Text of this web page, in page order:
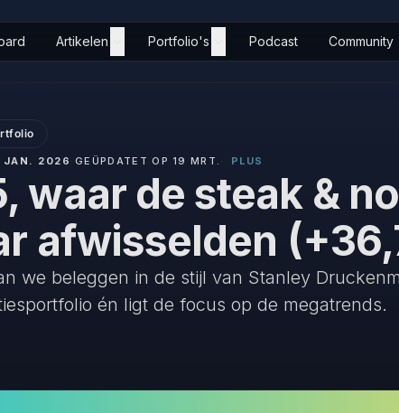
Artikelen Portfolio's Podcast Community
JAN. 2026 · GEÜPDATET OP 19 MRT. · PLUS
waar de steak &
afwisselden
we beleggen in de stijl van Stanley
én ligt de focus op de megatrends.